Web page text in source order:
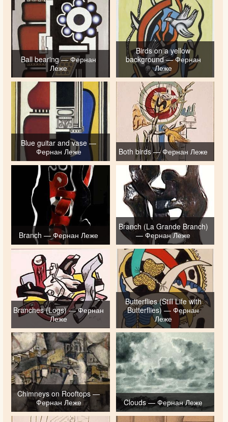
Ball bearing — Фернан
Леже
Birds on a yellow
background — Фернан
Леже
Blue guitar and vase —
Фернан Леже
Both birds — Фернан Леже
Branch — Фернан Леже
Branch (La Grande Branch)
— Фернан Леже
Branches (Logs) — Фернан
Леже
Butterflies (Still Life with
Butterflies) — Фернан
Леже
Chimneys on Rooftops —
Фернан Леже
Clouds — Фернан Леже